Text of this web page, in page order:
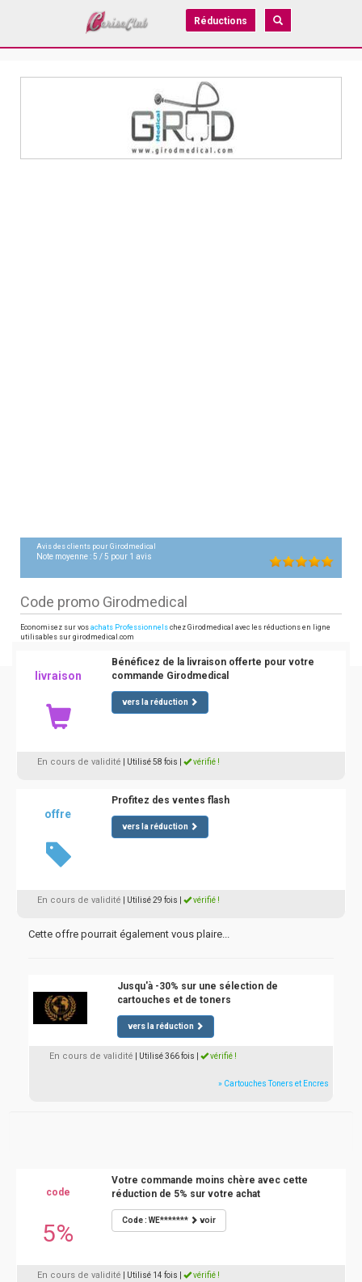
Réductions
Avis des clients pour Girodmedical
Note moyenne :5 /5 pour 1 avis
Code promo Girodmedical
Economisez sur vos achats Professionnels chez Girodmedical avec les réductions en ligne
utilisables sur girodmedical.com
livraison
Bénéficez de la livraison offerte pour votre
commande Girodmedical
vers la réduction
En cours de validité | Utilisé 58 fois vérifié !
offre
Profitez des ventes flash
vers la réduction
En cours de validité | Utilisé 29 fois vérifié !
Cette offre pourrait également vous plaire...
Jusqu'à -30% sur une sélection de
cartouches et de toners
vers la réduction
En cours de validité | Utilisé 366 fois vérifié !
» Cartouches Toners et Encres
code
5%
Votre commande moins chère avec cette
réduction de 5% sur votre achat
Code : WE******* voir
En cours de validité | Utilisé 14 fois vérifié !